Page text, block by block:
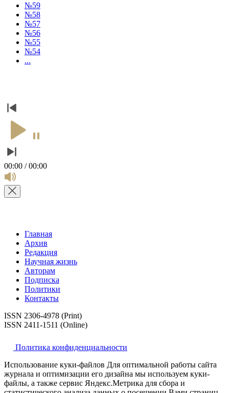
№59
№58
№57
№56
№55
№54
...
00:00 / 00:00
Главная
Архив
Редакция
Научная жизнь
Авторам
Подписка
Политики
Контакты
ISSN 2306-4978 (Print)
ISSN 2411-1511 (Online)
Политика конфиденциальности
Использование куки-файлов Для оптимальной работы сайта
журнала и оптимизации его дизайна мы используем куки-
файлы, а также сервис Яндекс.Метрика для сбора и